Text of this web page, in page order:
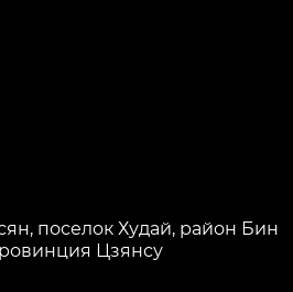
поселок Худай, район Бин
Цзянсу